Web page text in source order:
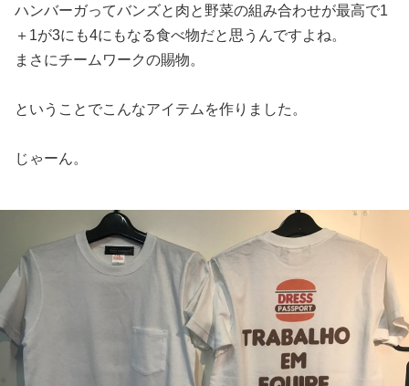
ハンバーガってバンズと肉と野菜の組み合わせが最高で1
＋1が3にも4にもなる食べ物だと思うんですよね。
まさにチームワークの賜物。
ということでこんなアイテムを作りました。
じゃーん。